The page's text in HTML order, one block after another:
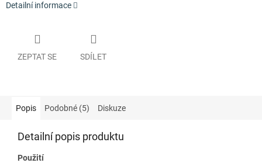
Detailní informace
ZEPTAT SE SDÍLET
Popis Podobné (5) Diskuze
Detailní popis produktu
Použití